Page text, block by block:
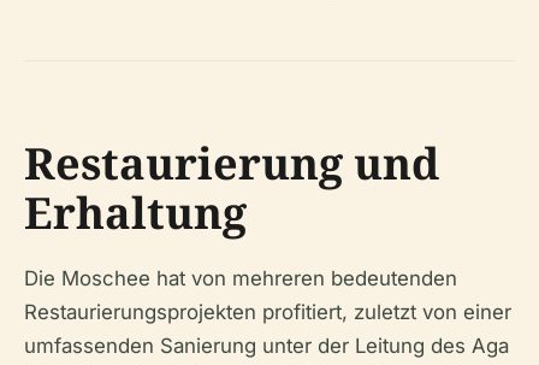
Restaurierung und
Erhaltung
Die Moschee hat von mehreren bedeutenden
Restaurierungsprojekten profitiert, zuletzt von einer
umfassenden Sanierung unter der Leitung des Aga